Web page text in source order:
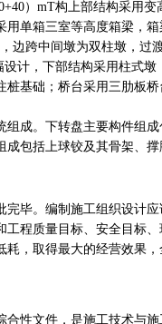
） mT构上部结构采用变
用单箱三室等高度箱梁，箱
边跨中间墩为双柱墩，过
计，下部结构采用柱式墩
基础；桥台采用三肋板桥
组成。下转盘主要构件组
包括上球铰及其骨架、撑
毕。编制施工组织设计应
工程质量目标、安全目标、
耗，取得最大的经营效果
性文件，是施工技术与施